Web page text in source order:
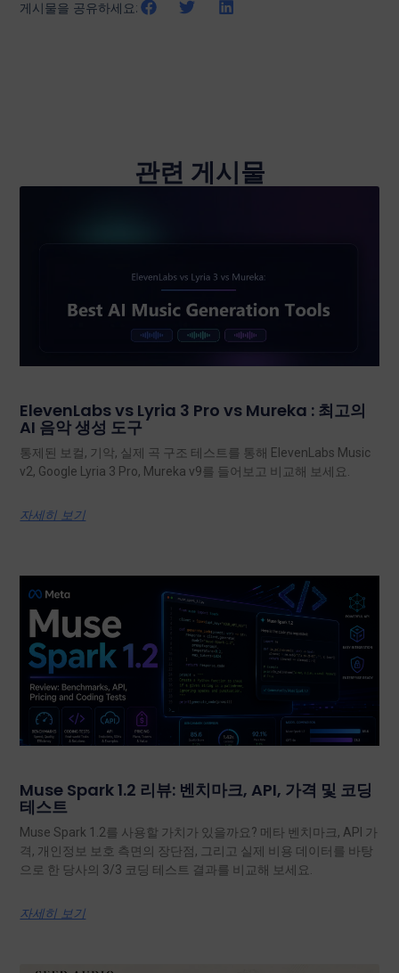
게시물을 공유하세요:
관련 게시물
ElevenLabs vs Lyria 3 Pro vs Mureka : 최고의
AI 음악 생성 도구
통제된 보컬, 기악, 실제 곡 구조 테스트를 통해 ElevenLabs Music
v2, Google Lyria 3 Pro, Mureka v9를 들어보고 비교해 보세요.
자세히 보기
Muse Spark 1.2 리뷰: 벤치마크, API, 가격 및 코딩
테스트
Muse Spark 1.2를 사용할 가치가 있을까요? 메타 벤치마크, API 가
격, 개인정보 보호 측면의 장단점, 그리고 실제 비용 데이터를 바탕
으로 한 당사의 3/3 코딩 테스트 결과를 비교해 보세요.
자세히 보기